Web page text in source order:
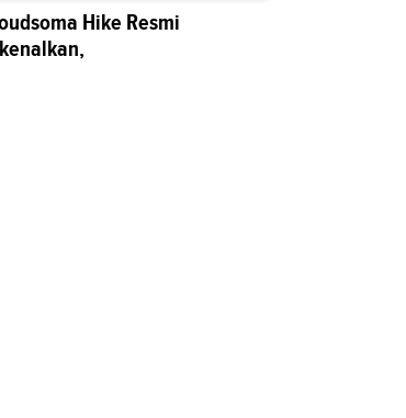
Hike Resmi